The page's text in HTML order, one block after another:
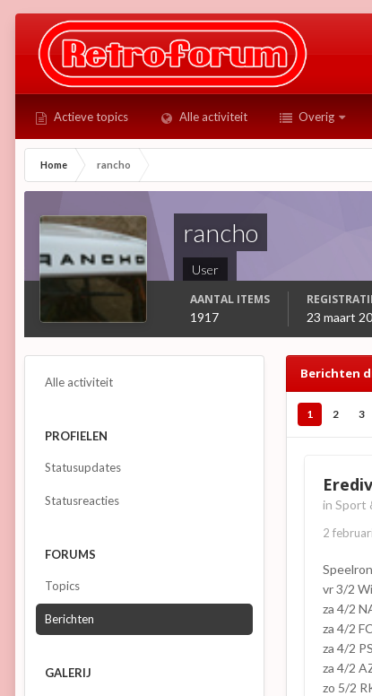
Actieve topics Alle activiteit Overig
Home rancho
rancho
User
AANTAL ITEMS
1917
23 maart
Alle activiteit
PROFIELEN
Statusupdates
Statusreacties
FORUMS
Topics
Berichten
GALERIJ
Berichten
1 2 3
in Sport
2
vr 3/2
za 4/2
za 4/2
za 4/2
za 4/2
zo 5/2